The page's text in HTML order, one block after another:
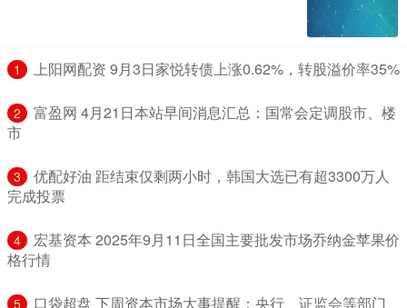
1 ​上阳网配资 9月3日家悦转债上涨0.62%，转股溢价率35%
2
​富盈网 4月21日本站早间消息汇总：国常会定调股市、楼
市
3
​优配好油 距结束仅剩两小时，韩国大选已有超3300万人
完成投票
4
​宏基资本 2025年9月11日全国主要批发市场乔纳金苹果价
格行情
5
​口袋超盘 下周资本市场大事提醒：央行、证监会等部门